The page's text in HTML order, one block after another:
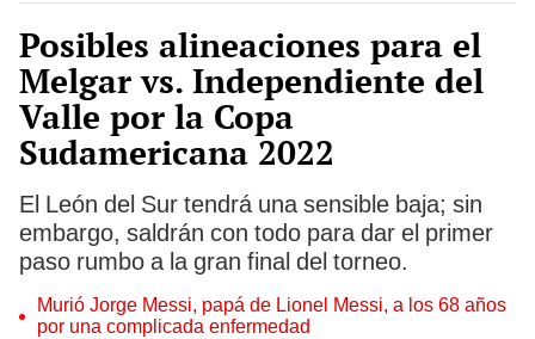
Posibles alineaciones para el
Melgar vs. Independiente del
Valle por la Copa
Sudamericana 2022
El León del Sur tendrá una sensible baja; sin
embargo, saldrán con todo para dar el primer
paso rumbo a la gran final del torneo.
Murió Jorge Messi, papá de Lionel Messi, a los 68 años
por una complicada enfermedad